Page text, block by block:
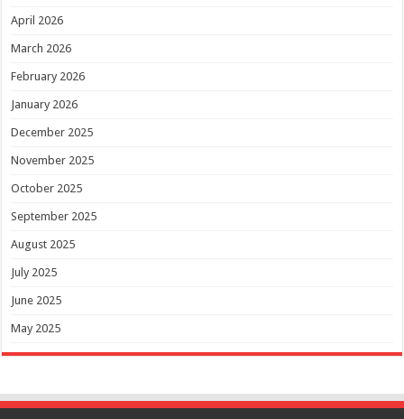
April 2026
March 2026
February 2026
January 2026
December 2025
November 2025
October 2025
September 2025
August 2025
July 2025
June 2025
May 2025